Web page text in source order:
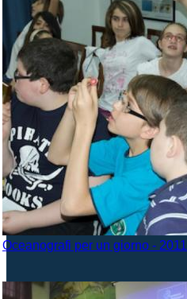
Oceanografi per un giorno - 2011